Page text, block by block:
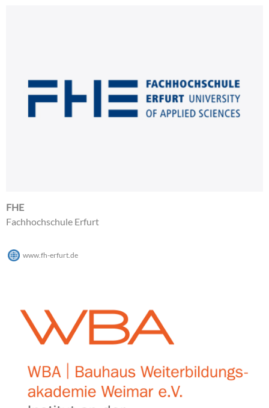
FHE
Fachhochschule Erfurt
www.fh-erfurt.de